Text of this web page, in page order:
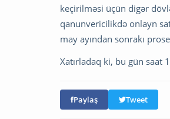
keçirilməsi üçün digər
qanunvericilikdə onlayn
may ayından sonrakı
Xatırladaq ki, bu gün saat
Paylaş Tweet